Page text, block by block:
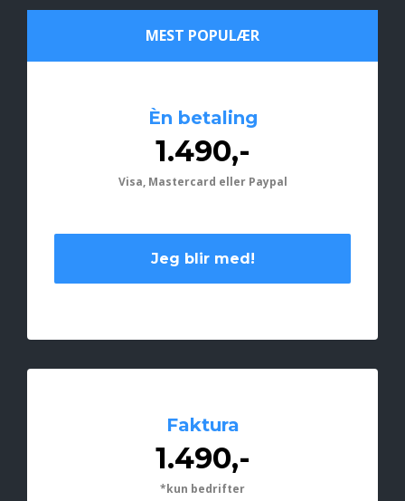
MEST POPULÆR
Èn betaling
1.490,-
Visa, Mastercard eller Paypal
Jeg blir med!
Faktura
1.490,-
*kun bedrifter